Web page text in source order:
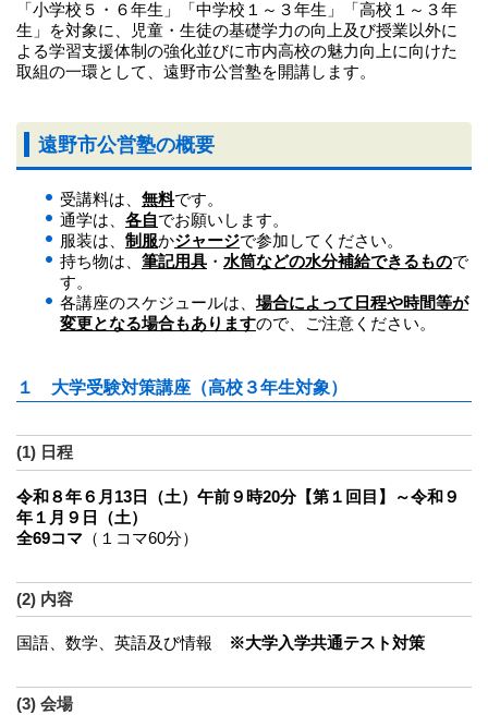
「小学校５・６年生」「中学校１～３年生」「高校１～３年
生」を対象に、児童・生徒の基礎学力の向上及び授業以外に
よる学習支援体制の強化並びに市内高校の魅力向上に向けた
取組の一環として、遠野市公営塾を開講します。
遠野市公営塾の概要
受講料は、 無料です。
通学は、 各自でお願いします。
服装は、 制服かジャージで参加してください。
持ち物は、 筆記用具 ・ 水筒などの水分補給できるもので
す。
各講座のスケジュールは、場合によって日程や時間等が
変更となる場合もありますので、ご注意ください。
１ 大学受験対策講座（高校３年生対象）
(1) 日程
令和８年６月13日（土）午前９時20分【第１回目】～令和９
年１月９日（土）
全69コマ （１コマ60分）
(2) 内容
国語、数学、英語及び情報 ※大学入学共通テスト対策
(3) 会場